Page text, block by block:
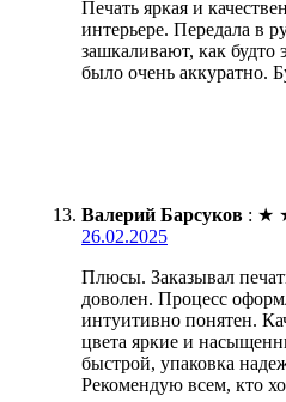
Печать яркая и
интерьере. Передала в
зашкаливают, как будто
было очень аккуратно.
Валерий Барсуков : ★
26.02.2025
Плюсы. Заказывал
доволен. Процесс
интуитивно понятен.
цвета яркие и
быстрой, упаковка
Рекомендую всем, кто